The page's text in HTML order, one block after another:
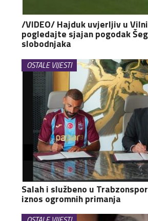
/VIDEO/ Hajduk uvjerljiv u
pogledajte sjajan pogodak
slobodnjaka
OSTALE VIJESTI
Salah i službeno u
iznos ogromnih primanja